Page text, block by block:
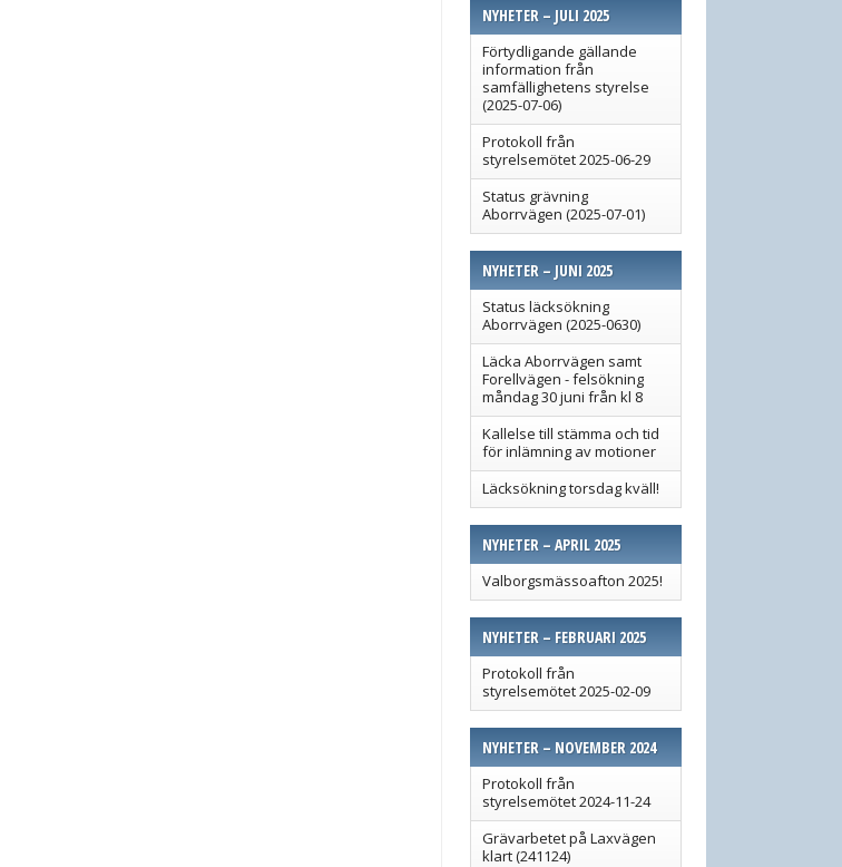
NYHETER – JULI 2025
Förtydligande gällande
information från
samfällighetens styrelse
(2025-07-06)
Protokoll från
styrelsemötet 2025-06-29
Status grävning
Aborrvägen (2025-07-01)
NYHETER – JUNI 2025
Status läcksökning
Aborrvägen (2025-0630)
Läcka Aborrvägen samt
Forellvägen - felsökning
måndag 30 juni från kl 8
Kallelse till stämma och tid
för inlämning av motioner
Läcksökning torsdag kväll!
NYHETER – APRIL 2025
Valborgsmässoafton 2025!
NYHETER – FEBRUARI 2025
Protokoll från
styrelsemötet 2025-02-09
NYHETER – NOVEMBER 2024
Protokoll från
styrelsemötet 2024-11-24
Grävarbetet på Laxvägen
klart (241124)